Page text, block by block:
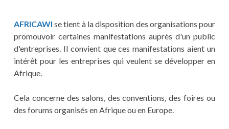
AFRICAWIse tient à la disposition des organisations pour
promouvoir certaines manifestations auprès d'un public
d'entreprises. Il convient que ces manifestations aient un
intérêt pour les entreprises qui veulent se développer en
Afrique.
Cela concerne des salons, des conventions, des foires ou
des forums organisés en Afrique ou en Europe.